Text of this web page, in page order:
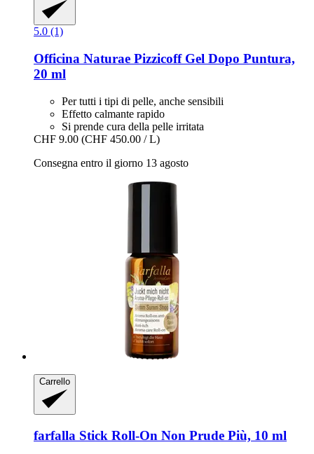
5.0 (1)
Officina Naturae Pizzicoff Gel Dopo Puntura,
20 ml
Per tutti i tipi di pelle, anche sensibili
Effetto calmante rapido
Si prende cura della pelle irritata
CHF 9.00 (CHF 450.00 / L)
Consegna entro il giorno 13 agosto
Carrello
farfalla Stick Roll-​On Non Prude Più, 10 ml